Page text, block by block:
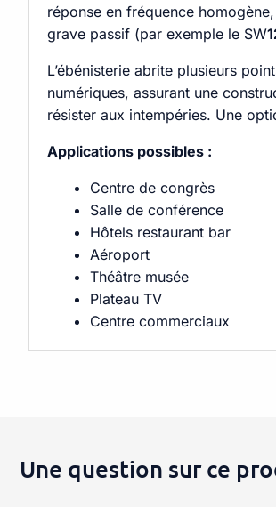
réponse en fréquence
grave passif (par exemple le SW
L’ébénisterie abrite plusieurs
numériques, assurant une
résister aux intempéries. Une
Applications possibles :
Centre de congrès
Salle de conférence
Hôtels restaurant bar
Aéroport
Théâtre musée
Plateau TV
Centre commerciaux
Une question sur ce